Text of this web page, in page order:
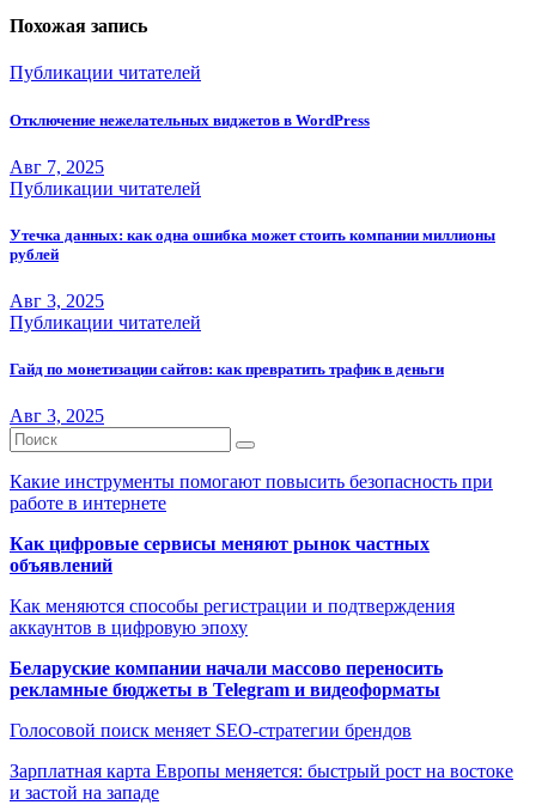
Похожая запись
Публикации читателей
Отключение нежелательных виджетов в WordPress
Авг 7, 2025
Публикации читателей
Утечка данных: как одна ошибка может стоить компании миллионы
рублей
Авг 3, 2025
Публикации читателей
Гайд по монетизации сайтов: как превратить трафик в деньги
Авг 3, 2025
Какие инструменты помогают повысить безопасность при
работе в интернете
Как цифровые сервисы меняют рынок частных
объявлений
Как меняются способы регистрации и подтверждения
аккаунтов в цифровую эпоху
Беларуские компании начали массово переносить
рекламные бюджеты в Telegram и видеоформаты
Голосовой поиск меняет SEO-стратегии брендов
Зарплатная карта Европы меняется: быстрый рост на востоке
и застой на западе